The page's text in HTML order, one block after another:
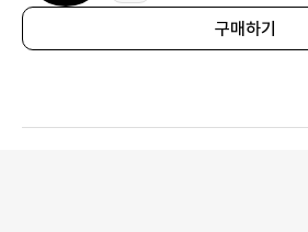
구매하기